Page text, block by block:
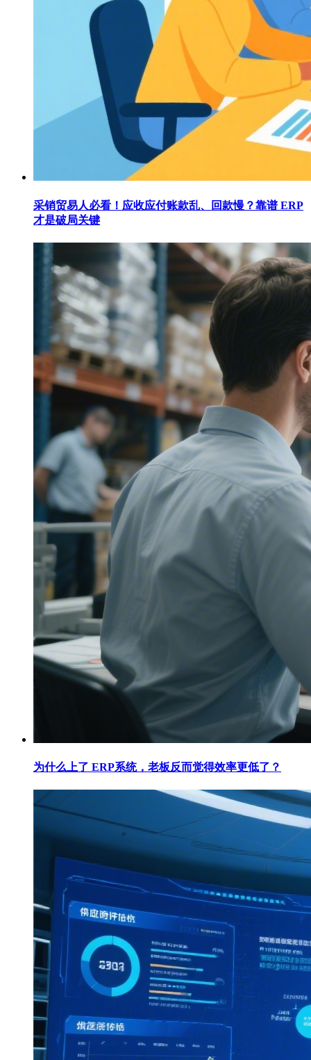
采销贸易人必看！应收应付账款乱、回款慢？靠谱 ERP
才是破局关键
为什么上了 ERP系统，老板反而觉得效率更低了？